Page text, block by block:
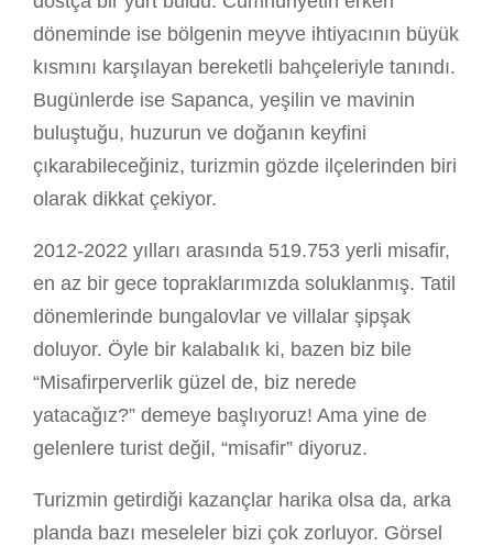
döneminde ise bölgenin meyve ihtiyacının büyük
kısmını karşılayan bereketli bahçeleriyle tanındı.
Bugünlerde ise Sapanca, yeşilin ve mavinin
buluştuğu, huzurun ve doğanın keyfini
çıkarabileceğiniz, turizmin gözde ilçelerinden biri
olarak dikkat çekiyor.
2012-2022 yılları arasında 519.753 yerli misafir,
en az bir gece topraklarımızda soluklanmış. Tatil
dönemlerinde bungalovlar ve villalar şipşak
doluyor. Öyle bir kalabalık ki, bazen biz bile
“Misafirperverlik güzel de, biz nerede
yatacağız?” demeye başlıyoruz! Ama yine de
gelenlere turist değil, “misafir” diyoruz.
Turizmin getirdiği kazançlar harika olsa da, arka
planda bazı meseleler bizi çok zorluyor. Görsel